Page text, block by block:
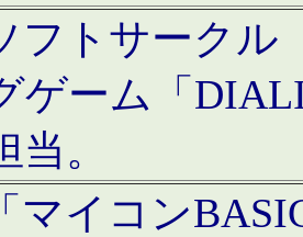
フトサークル
ゲーム「
当。
マイコン